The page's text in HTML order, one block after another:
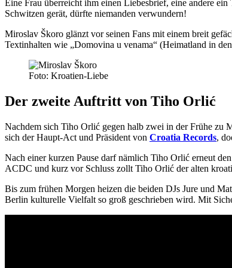
Eine Frau überreicht ihm einen Liebesbrief, eine andere
Schwitzen gerät, dürfte niemanden verwundern!
Miroslav Škoro glänzt vor seinen Fans mit einem breit
Textinhalten wie „Domovina u venama“ (Heimatland in
Foto: Kroatien-Liebe
Der zweite Auftritt von Tiho Orlić
Nachdem sich Tiho Orlić gegen halb zwei in der Frühe zu
sich der Haupt-Act und Präsident von Croatia Records,
Nach einer kurzen Pause darf nämlich Tiho Orlić erneut
ACDC und kurz vor Schluss zollt Tiho Orlić der alten
Bis zum frühen Morgen heizen die beiden DJs Jure und
Berlin kulturelle Vielfalt so groß geschrieben wird. Mit